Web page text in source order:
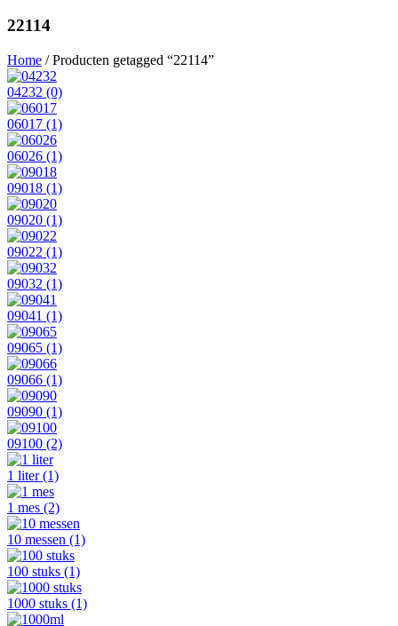
22114
Home / Producten getagged “22114”
04232 (0)
06017 (1)
06026 (1)
09018 (1)
09020 (1)
09022 (1)
09032 (1)
09041 (1)
09065 (1)
09066 (1)
09090 (1)
09100 (2)
1 liter(1)
1 mes (2)
10 messen (1)
100 stuks (1)
1000 stuks (1)